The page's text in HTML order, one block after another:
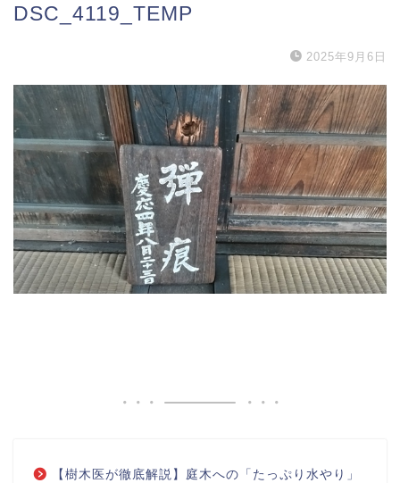
DSC_4119_TEMP
2025年9月6日
【樹木医が徹底解説】庭木への「たっぷり水やり」